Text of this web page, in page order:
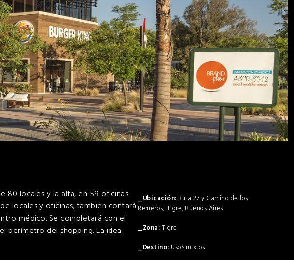
80 locales y la alta, en 59 oficinas.
locales y oficinas, también contará
médico. Se completará con el
perímetro del shopping. La idea
Ruta 27 y Camino de los
Remeros, Tigre, Buenos Aires
Tigre
Usos mixtos